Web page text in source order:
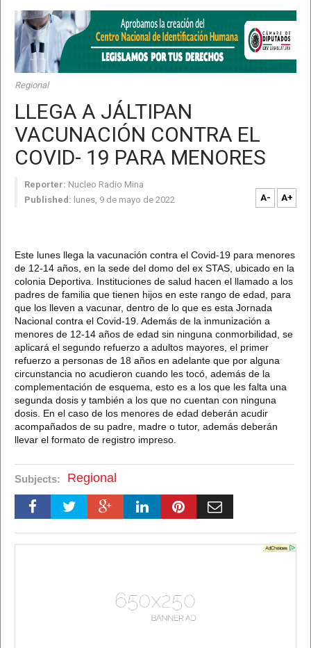
Regional
LLEGA A JÁLTIPAN
VACUNACIÓN CONTRA EL
COVID- 19 PARA MENORES
Reporter: Nucleo Radio Mina
Published: lunes, 9 de mayo de 2022 A- A+
Este lunes llega la vacunación contra el Covid-19 para menores
de 12-14 años, en la sede del domo del ex STAS, ubicado en la
colonia Deportiva. Instituciones de salud hacen el llamado a los
padres de familia que tienen hijos en este rango de edad, para
que los lleven a vacunar, dentro de lo que es esta Jornada
Nacional contra el Covid-19. Además de la inmunización a
menores de 12-14 años de edad sin ninguna conmorbilidad, se
aplicará el segundo refuerzo a adultos mayores, el primer
refuerzo a personas de 18 años en adelante que por alguna
circunstancia no acudieron cuando les tocó, además de la
complementación de esquema, esto es a los que les falta una
segunda dosis y también a los que no cuentan con ninguna
dosis. En el caso de los menores de edad deberán acudir
acompañados de su padre, madre o tutor, además deberán
llevar el formato de registro impreso.
Subjects: Regional